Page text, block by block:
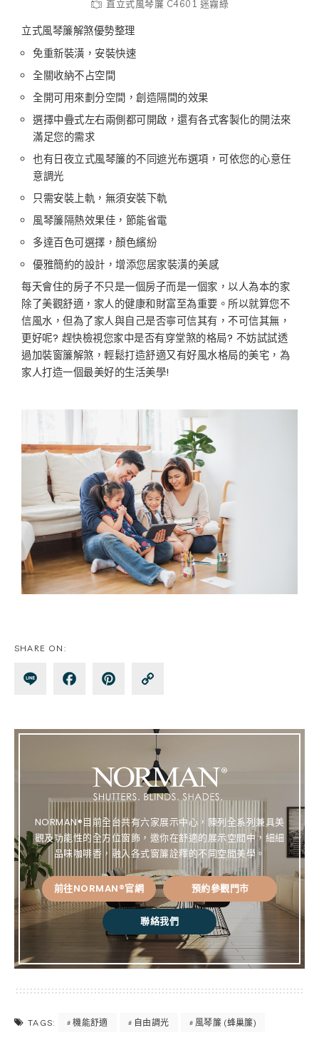
直立式風琴簾 C4601 迷霧綠
立式風琴簾解煞優勢整理
免重新裝潢，安裝快速
全關收納不占空間
全開可用來劃分空間，創造隔間的效果
選擇中疊式左右兩側都可開啟，還有各式客製化的開法來
滿足您的需求
也有日夜立式風琴簾的不同遮光布選項，可依您的心意任
意調光
只需安裝上軌，無須安裝下軌
風琴簾隔熱效果佳，節能省電
多達百色可選擇，顏色繽紛
優雅簡約的設計，增添您居家裝潢的美感
每天會住的房子不只是一個房子而是一個家，以人為本的家
除了美觀舒適，家人的健康和財富至為重要。所以就算您不
信風水，但為了家人與自己是否寧可信其有，不可信其無，
更好呢? 趕快檢視您家中是否有穿堂煞的格局? 不妨試試透
過加裝窗簾解煞，輕鬆打造舒適又有好風水格局的美宅，為
家人打造一個最美好的生活美學!
SHARE ON:
Lin Fa
ok
Pin
st k
NORMAN®目前全台共有六家展示中心，陳列全系列兼具美
觀及功能性的全方位窗飾，邀你在舒適的展示空間中，細細
品味咖啡香，融入各式窗簾詮釋的不同空間美學。
前往NORMAN®官網 預約參觀門市
聯絡我們
TAGS: 機能舒適 自由調光 風琴簾 (蜂巢簾)